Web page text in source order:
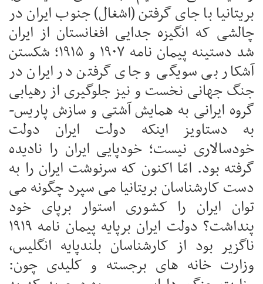
بریتانیا با جای گرفتن (اشغال) جنوب ایران در
چالشی که انگیزه جدایی افغانستان از ایران
شد دستینه پیمان نامه ۱۹۰۷ و ۱۹۱۵؛ شکستن
آشکار بی سویگی و جای گرفتن در ایران در
جنگ جهانی نخست و نیز جلوگیری از رهیابی
گروه ایرانی به همایش آشتی و سازش پاریس-
به دستاویز اینکه دولت ایران دولت
خودسالاری نیست؛ خودپایی ایران را نادیده
گرفته بود. امّا اکنون که سرنوشت ایران را به
دست کارشناسان بریتانیا می سپرد چگونه می
توان ایران را کشوری استوار برپای خود
پنداشت؟ دولت ایران برپایه پیمان نامه ۱۹۱۹
ناگزیر بود از کارشناسان بلندپایه انگلیس،
وزارت خانه های برجسته و کلیدی چون: